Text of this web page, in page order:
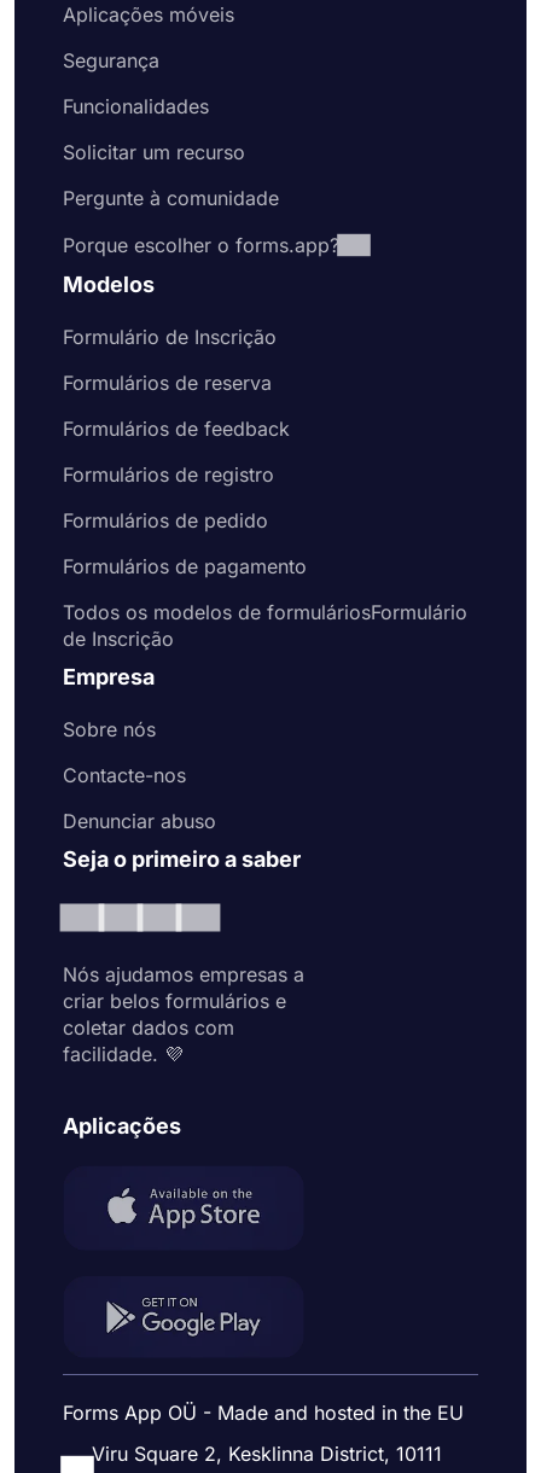
Aplicações móveis
Segurança
Funcionalidades
Solicitar um recurso
Pergunte à comunidade
Porque escolher o forms.app?
Modelos
Formulário de Inscrição
Formulários de reserva
Formulários de feedback
Formulários de registro
Formulários de pedido
Formulários de pagamento
Todos os modelos de formuláriosFormulário
de Inscrição
Empresa
Sobre nós
Contacte-nos
Denunciar abuso
Seja o primeiro a saber
Nós ajudamos empresas a
criar belos formulários e
coletar dados com
facilidade. 💜
Aplicações
Forms App OÜ - Made and hosted in the EU
Viru Square 2, Kesklinna District, 10111